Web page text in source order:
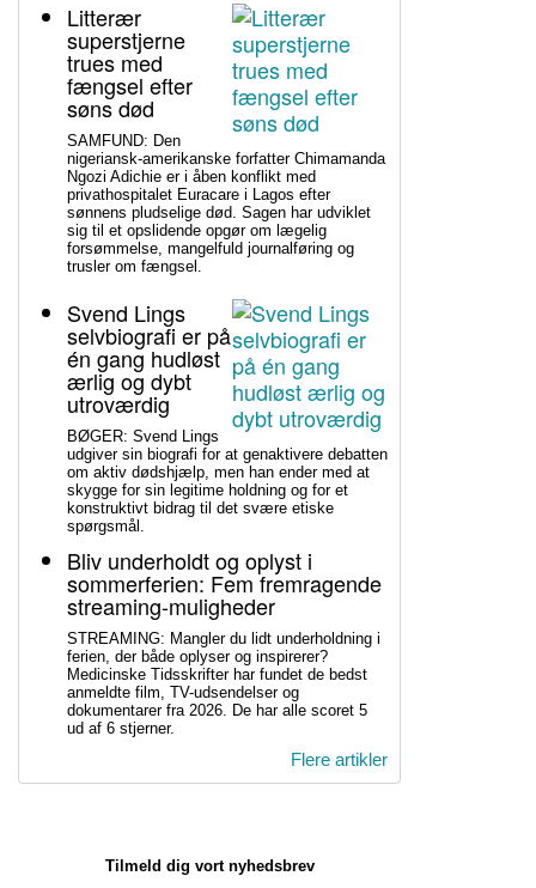
Litterær
superstjerne
trues med
fængsel efter
søns død
SAMFUND: Den
nigeriansk-amerikanske forfatter Chimamanda
Ngozi Adichie er i åben konflikt med
privathospitalet Euracare i Lagos efter
sønnens pludselige død. Sagen har udviklet
sig til et opslidende opgør om lægelig
forsømmelse, mangelfuld journalføring og
trusler om fængsel.
Svend Lings
selvbiografi er på
én gang hudløst
ærlig og dybt
utroværdig
BØGER: Svend Lings
udgiver sin biografi for at genaktivere debatten
om aktiv dødshjælp, men han ender med at
skygge for sin legitime holdning og for et
konstruktivt bidrag til det svære etiske
spørgsmål.
Bliv underholdt og oplyst i
sommerferien: Fem fremragende
streaming-muligheder
STREAMING: Mangler du lidt underholdning i
ferien, der både oplyser og inspirerer?
Medicinske Tidsskrifter har fundet de bedst
anmeldte film, TV-udsendelser og
dokumentarer fra 2026. De har alle scoret 5
ud af 6 stjerner.
Flere artikler
Tilmeld dig vort nyhedsbrev